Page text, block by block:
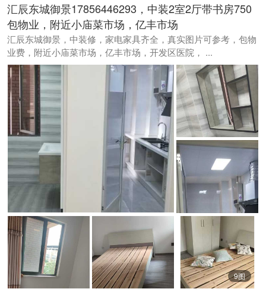
汇辰东城御景17856446293，中装2室2厅带书房750
包物业，附近小庙菜市场，亿丰市场
汇辰东城御景，中装修，家电家具齐全，真实图片可参考，包物
业费，附近小庙菜市场，亿丰市场，开发区医院， ...
9图